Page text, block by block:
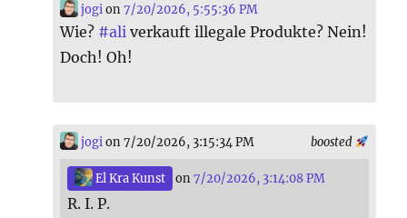
jogi on7/20/2026, 5:55:36 PM
Wie? #ali verkauft illegale Produkte? Nein!
Doch! Oh!
boosted
jogi on 7/20/2026, 3:15:34 PM
El Kra Kunst on7/20/2026, 3:14:08 PM
R. I. P.